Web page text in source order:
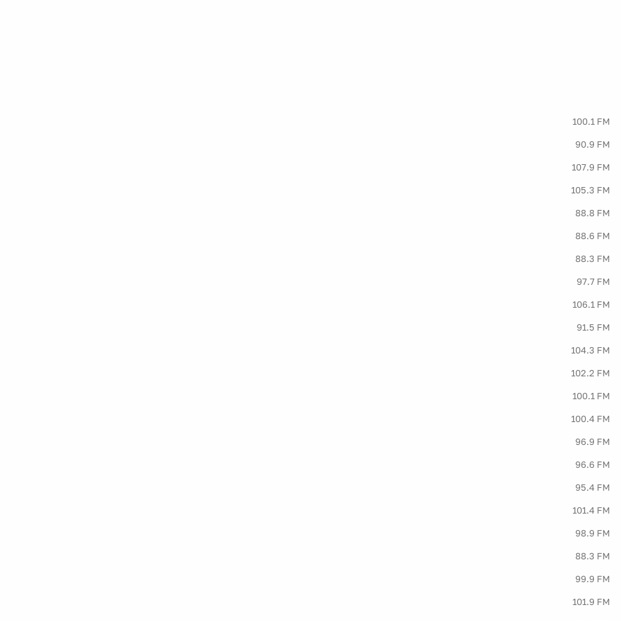
100.1 FM
90.9 FM
107.9 FM
105.3 FM
88.8 FM
88.6 FM
88.3 FM
97.7 FM
106.1 FM
91.5 FM
104.3 FM
102.2 FM
100.1 FM
100.4 FM
96.9 FM
96.6 FM
95.4 FM
101.4 FM
98.9 FM
88.3 FM
99.9 FM
101.9 FM